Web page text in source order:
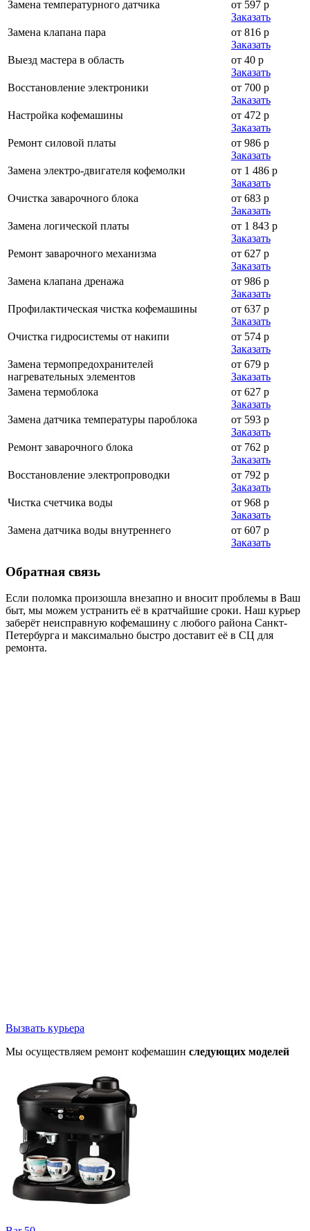
Замена температурного датчика
от 597 р
Заказать
Замена клапана пара
от 816 р
Заказать
Выезд мастера в область
от 40 р
Заказать
Восстановление электроники
от 700 р
Заказать
Настройка кофемашины
от 472 р
Заказать
Ремонт силовой платы
от 986 р
Заказать
Замена электро-двигателя кофемолки
от 1 486 р
Заказать
Очистка заварочного блока
от 683 р
Заказать
Замена логической платы
от 1 843 р
Заказать
Ремонт заварочного механизма
от 627 р
Заказать
Замена клапана дренажа
от 986 р
Заказать
Профилактическая чистка кофемашины
от 637 р
Заказать
Очистка гидросистемы от накипи
от 574 р
Заказать
Замена термопредохранителей
нагревательных элементов
от 679 р
Заказать
Замена термоблока
от 627 р
Заказать
Замена датчика температуры пароблока
от 593 р
Заказать
Ремонт заварочного блока
от 762 р
Заказать
Восстановление электропроводки
от 792 р
Заказать
Чистка счетчика воды
от 968 р
Заказать
Замена датчика воды внутреннего
от 607 р
Заказать
Обратная связь
Если поломка произошла внезапно и вносит проблемы в Ваш
быт, мы можем устранить её в кратчайшие сроки. Наш курьер
заберёт неисправную кофемашину с любого района Санкт-
Петербурга и максимально быстро доставит её в СЦ для
ремонта.
Вызвать курьера
Мы осуществляем ремонт кофемашин следующих моделей